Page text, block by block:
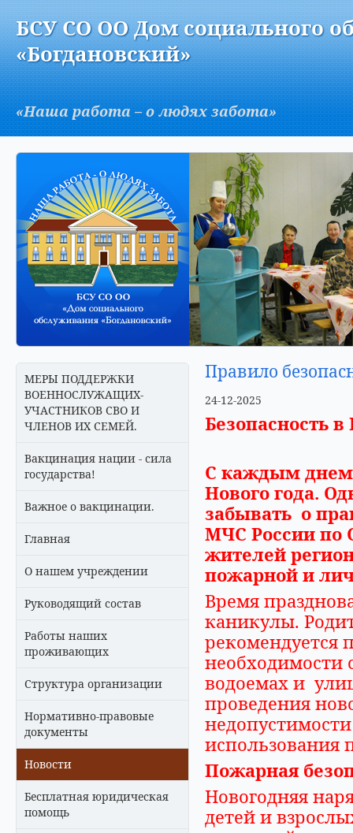
AБСУ СО ОО Дом социального
«Богдановский»
«Наша работа – о людях забота»
МЕРЫ ПОДДЕРЖКИ
ВОЕННОСЛУЖАЩИХ-
УЧАСТНИКОВ СВО И
ЧЛЕНОВ ИХ СЕМЕЙ.
Вакцинация нации - сила
государства!
Важное о вакцинации.
Главная
О нашем учреждении
Руководящий состав
Работы наших
проживающих
Структура организации
Нормативно-правовые
документы
Новости
Бесплатная юридическая
помощь
Правило
24-12-2025
Безопасность
С каждым днем
Нового года.
забывать о
МЧС России по
жителей
пожарной и
Время
каникулы.
рекомендуется
необходимости
водоемах и
проведения
использования
Пожарная
Новогодняя
детей и